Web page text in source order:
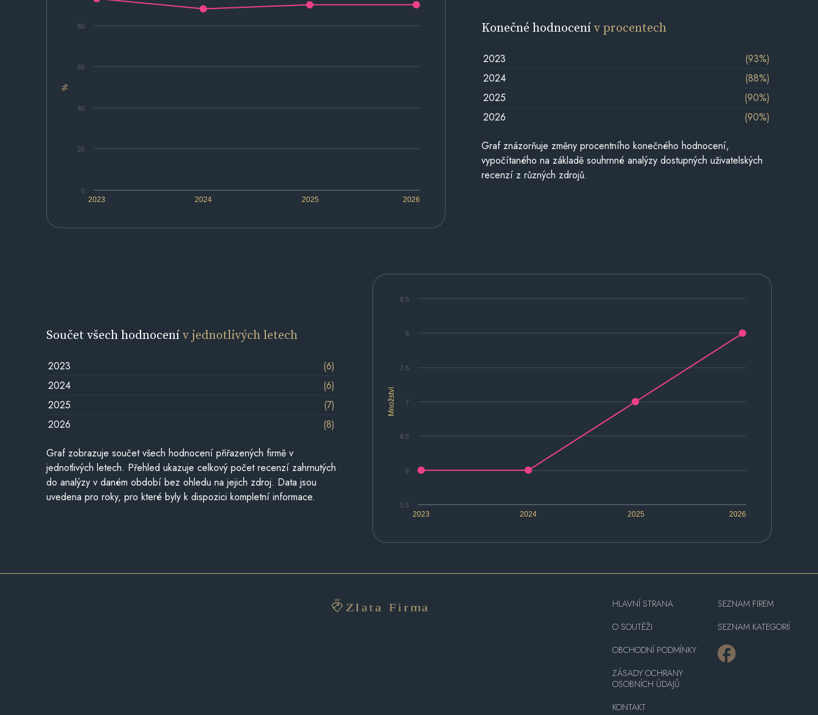
%
2023 2024 2025 2026
0
20
40
60
80 Konečné hodnocenív procentech
2023
(93%)
2024
(88%)
2025
(90%)
2026
(90%)
Graf znázorňuje změny procentního konečného hodnocení,
vypočítaného na základě souhrnné analýzy dostupných uživatelských
recenzí z různých zdrojů.
Množství
2023 2024 2025 2026
5.5
6
6.5
7
7.5
8
8.5
Součet všech hodnocenív jednotlivých letech
2023
(6)
2024
(6)
2025
(7)
2026
(8)
Graf zobrazuje součet všech hodnocení přiřazených firmě v
jednotlivých letech. Přehled ukazuje celkový počet recenzí zahrnutých
do analýzy v daném období bez ohledu na jejich zdroj. Data jsou
uvedena pro roky, pro které byly k dispozici kompletní informace.
HLAVNÍ STRANA
O SOUTĚŽI
OBCHODNÍ PODMÍNKY
ZÁSADY OCHRANY
OSOBNÍCH ÚDAJŮ
KONTAKT
SEZNAM FIREM
SEZNAM KATEGORIÍ